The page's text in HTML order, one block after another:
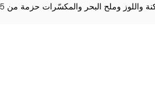
وملح البحر والمكسّرات حزمة من 5 ألواح 235 مل